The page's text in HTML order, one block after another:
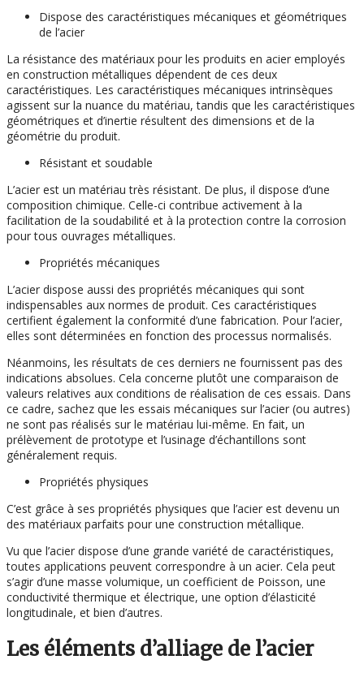
Dispose des caractéristiques mécaniques et géométriques
de l’acier
La résistance des matériaux pour les produits en acier employés
en construction métalliques dépendent de ces deux
caractéristiques. Les caractéristiques mécaniques intrinsèques
agissent sur la nuance du matériau, tandis que les caractéristiques
géométriques et d’inertie résultent des dimensions et de la
géométrie du produit.
Résistant et soudable
L’acier est un matériau très résistant. De plus, il dispose d’une
composition chimique. Celle-ci contribue activement à la
facilitation de la soudabilité et à la protection contre la corrosion
pour tous ouvrages métalliques.
Propriétés mécaniques
L’acier dispose aussi des propriétés mécaniques qui sont
indispensables aux normes de produit. Ces caractéristiques
certifient également la conformité d’une fabrication. Pour l’acier,
elles sont déterminées en fonction des processus normalisés.
Néanmoins, les résultats de ces derniers ne fournissent pas des
indications absolues. Cela concerne plutôt une comparaison de
valeurs relatives aux conditions de réalisation de ces essais. Dans
ce cadre, sachez que les essais mécaniques sur l’acier (ou autres)
ne sont pas réalisés sur le matériau lui-même. En fait, un
prélèvement de prototype et l’usinage d’échantillons sont
généralement requis.
Propriétés physiques
C’est grâce à ses propriétés physiques que l’acier est devenu un
des matériaux parfaits pour une construction métallique.
Vu que l’acier dispose d’une grande variété de caractéristiques,
toutes applications peuvent correspondre à un acier. Cela peut
s’agir d’une masse volumique, un coefficient de Poisson, une
conductivité thermique et électrique, une option d’élasticité
longitudinale, et bien d’autres.
Les éléments d’alliage de l’acier